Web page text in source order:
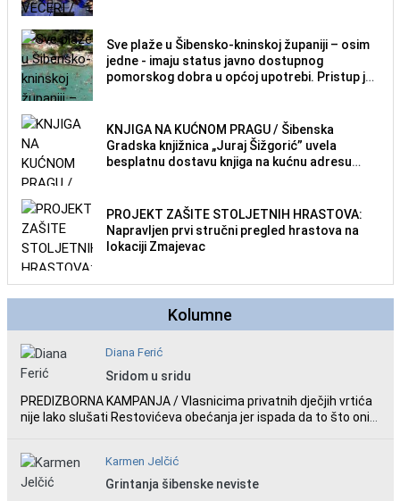
Sve plaže u Šibensko-kninskoj županiji – osim
jedne - imaju status javno dostupnog
pomorskog dobra u općoj upotrebi. Pristup je
KNJIGA NA KUĆNOM PRAGU / Šibenska
Gradska knjižnica „Juraj Šižgorić” uvela
besplatnu dostavu knjiga na kućnu adresu
PROJEKT ZAŠITE STOLJETNIH HRASTOVA:
Napravljen prvi stručni pregled hrastova na
lokaciji Zmajevac
Kolumne
Diana Ferić
Sridom u sridu
PREDIZBORNA KAMPANJA / Vlasnicima privatnih dječjih vrtića
nije lako slušati Restovićeva obećanja jer ispada da to što oni
Karmen Jelčić
Grintanja šibenske neviste